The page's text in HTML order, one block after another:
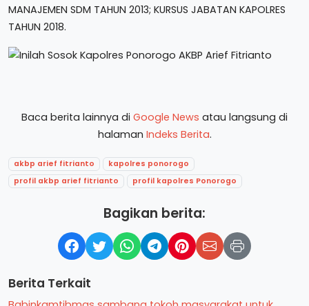
MANAJEMEN SDM TAHUN 2013; KURSUS JABATAN KAPOLRES
TAHUN 2018.
Baca berita lainnya di Google News atau langsung di
halaman Indeks Berita.
akbp arief fitrianto
kapolres ponorogo
profil akbp arief fitrianto
profil kapolres Ponorogo
Bagikan berita:
Berita Terkait